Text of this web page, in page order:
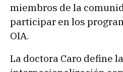
miembros de la
participar en los
OIA.
La doctora Caro define la